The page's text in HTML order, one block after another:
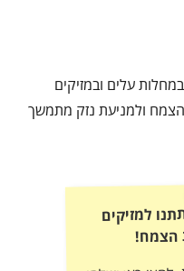
עלים ובמזיקים
הצמח ולמניעת נזק מתמשך
למזיקים
הצמח!